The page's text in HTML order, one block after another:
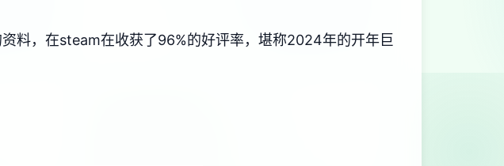
料，在steam在收获了​​96%的好评率​​，堪称2024年的开年巨